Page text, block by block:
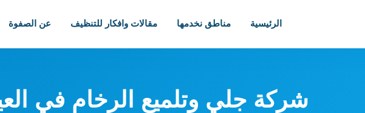
الرئيسية مناطق نخدمها مقالات وافكار للتنظيف عن الصفوة
شركة جلي وتلميع الرخام في